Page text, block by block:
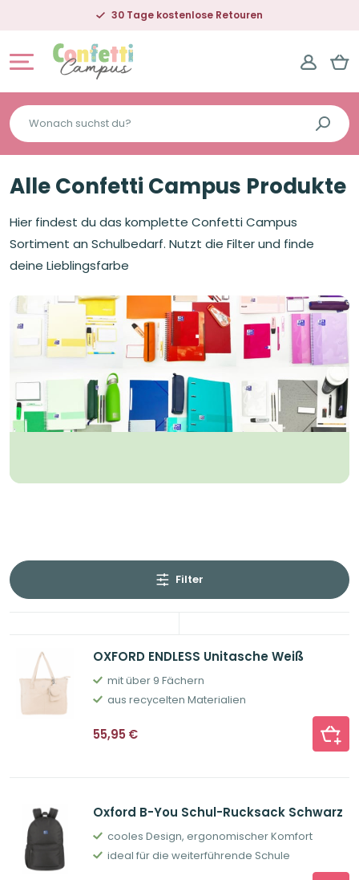
30 Tage kostenlose Retouren
Wonach
suchst
du?
Alle Confetti Campus Produkte
Hier findest du das komplette Confetti Campus
Sortiment an Schulbedarf. Nutzt die Filter und finde
deine Lieblingsfarbe
Filter
OXFORD ENDLESS Unitasche Weiß
mit über 9 Fächern
aus recycelten Materialien
55,95 €
Oxford B-You Schul-Rucksack Schwarz
cooles Design, ergonomischer Komfort
ideal für die weiterführende Schule